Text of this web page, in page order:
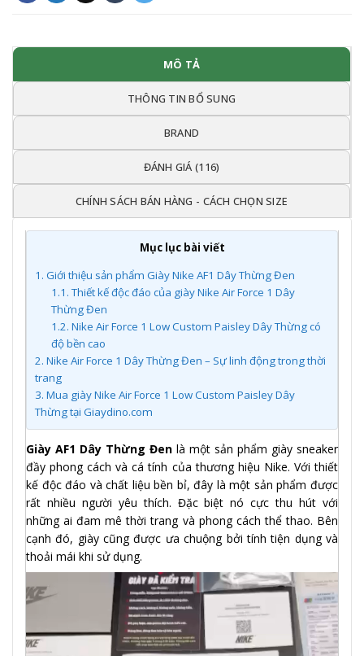
MÔ TẢ
THÔNG TIN BỔ SUNG
BRAND
ĐÁNH GIÁ (116)
CHÍNH SÁCH BÁN HÀNG - CÁCH CHỌN SIZE
Mục lục bài viết
1. Giới thiệu sản phẩm Giày Nike AF1 Dây Thừng Đen
1.1.Thiết kế độc đáo của giày Nike Air Force 1 Dây
Thừng Đen
1.2. Nike Air Force 1 Low Custom Paisley Dây Thừng có
độ bền cao
2. Nike Air Force 1 Dây Thừng Đen – Sự linh động trong thời
trang
3. Mua giày Nike Air Force 1 Low Custom Paisley Dây
Thừng tại Giaydino.com
Giày AF1 Dây Thừng Đen là một sản phẩm giày sneaker
đầy phong cách và cá tính của thương hiệu Nike. Với thiết
kế độc đáo và chất liệu bền bỉ, đây là một sản phẩm được
rất nhiều người yêu thích. Đặc biệt nó cực thu hút với
những ai đam mê thời trang và phong cách thể thao. Bên
cạnh đó, giày cũng được ưa chuộng bởi tính tiện dụng và
thoải mái khi sử dụng.
chơi